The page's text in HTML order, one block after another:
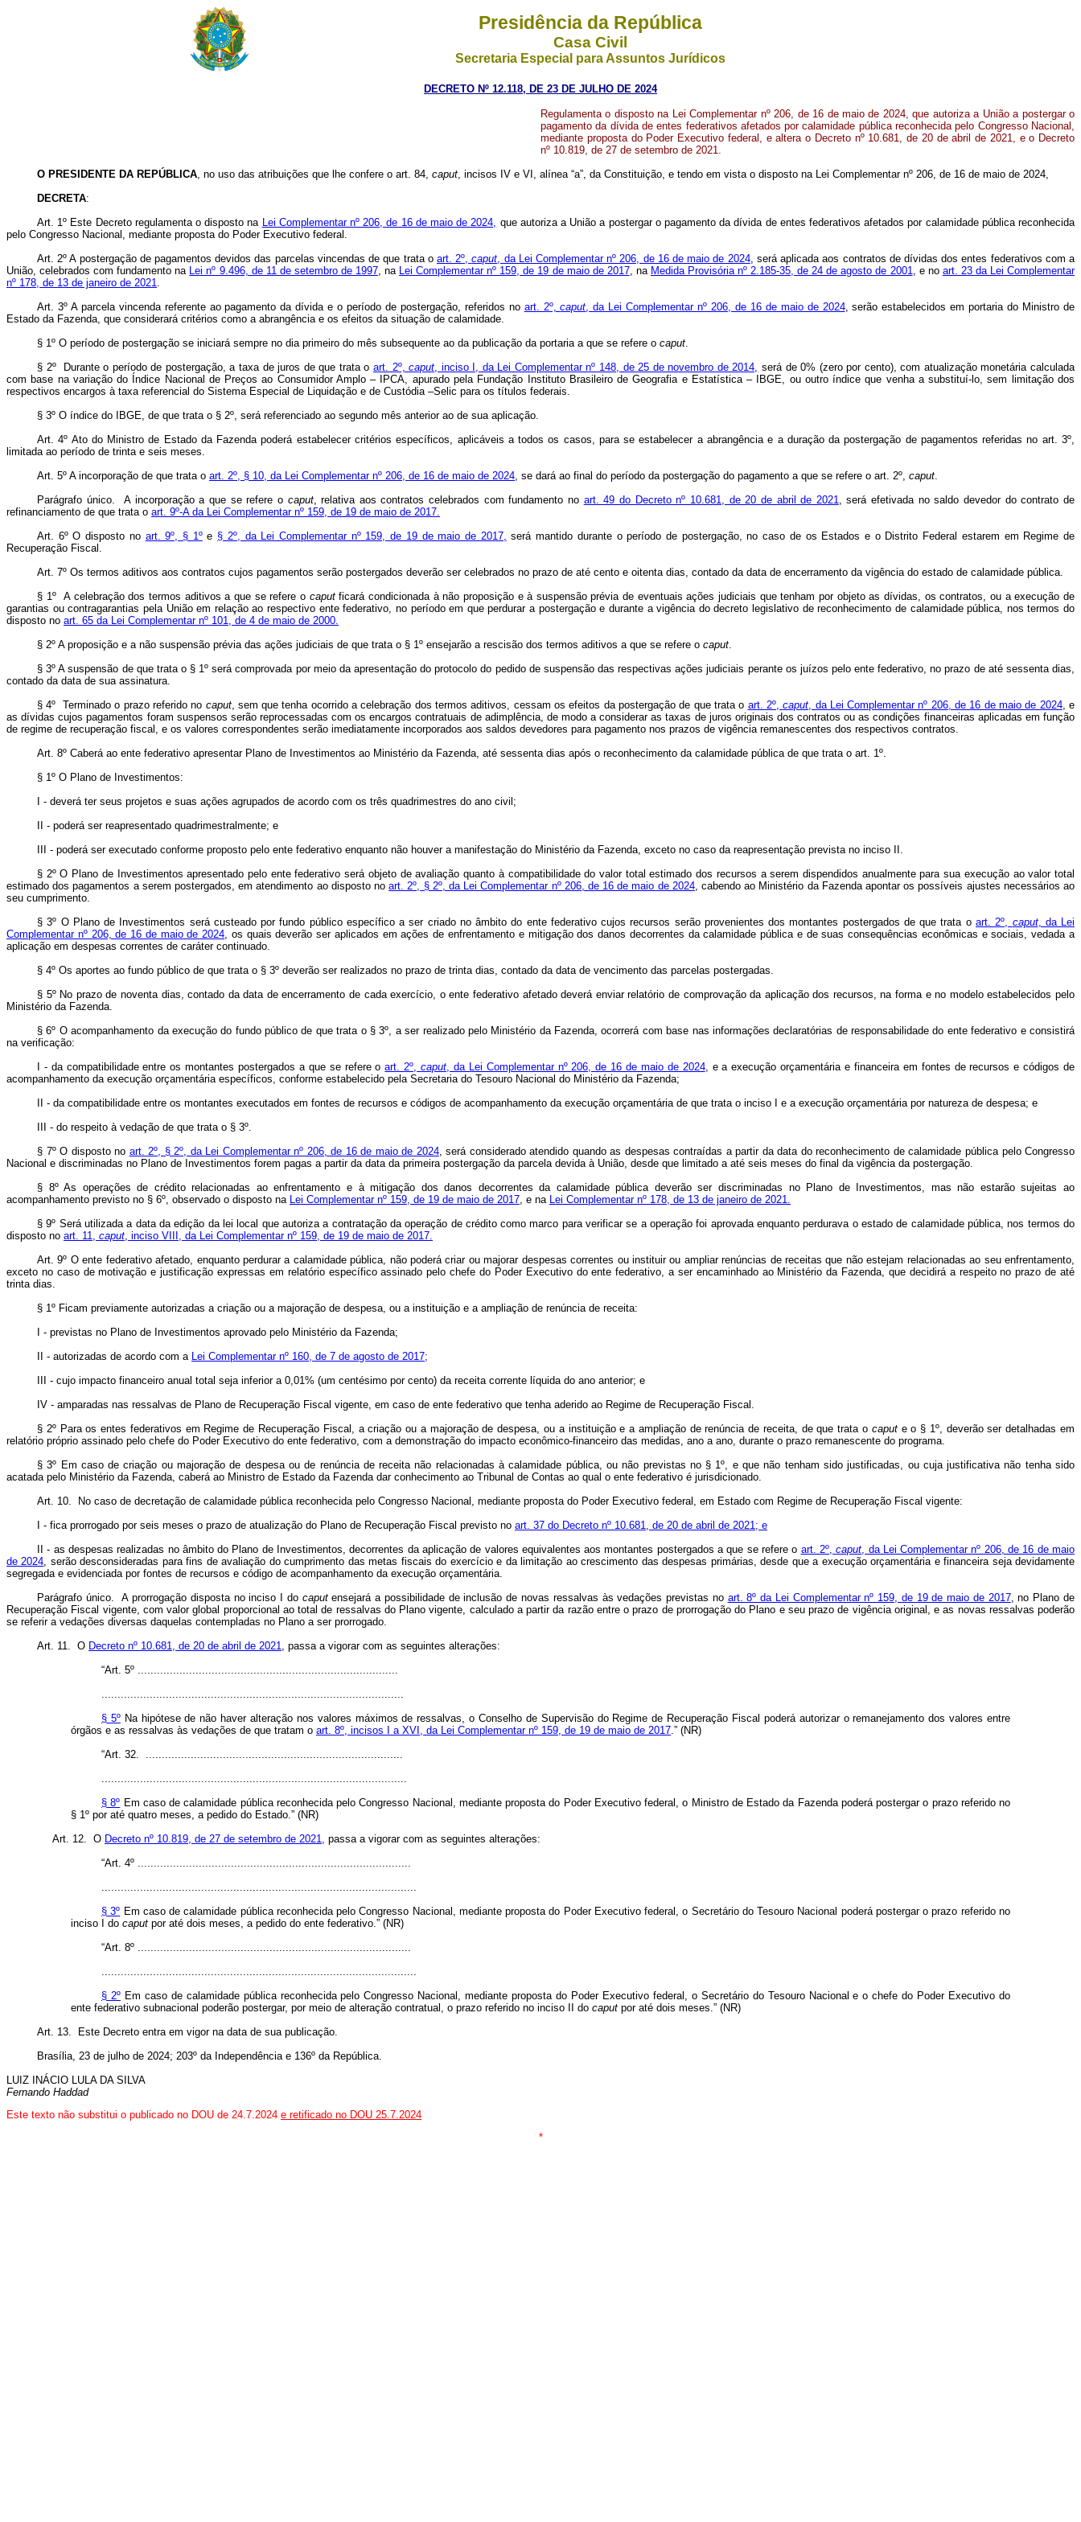
Presidência da República
Casa Civil
Secretaria Especial para Assuntos Jurídicos
DECRETO Nº 12.118, DE 23 DE JULHO DE 2024
Regulamenta o disposto na Lei Complementar nº 206, de 16 de maio de 2024, que autoriza a União a postergar o
pagamento da dívida de entes federativos afetados por calamidade pública reconhecida pelo Congresso Nacional,
mediante proposta do Poder Executivo federal, e altera o Decreto nº 10.681, de 20 de abril de 2021, e o Decreto
nº 10.819, de 27 de setembro de 2021.
O PRESIDENTE DA REPÚBLICA, no uso das atribuições que lhe confere o art. 84, caput, incisos IV e VI, alínea “a”, da Constituição, e tendo em vista o disposto na Lei Complementar nº 206, de 16 de maio de 2024,
DECRETA:
Art. 1º Este Decreto regulamenta o disposto na Lei Complementar nº 206, de 16 de maio de 2024, que autoriza a União a postergar o pagamento da dívida de entes federativos afetados por calamidade pública reconhecida
pelo Congresso Nacional, mediante proposta do Poder Executivo federal.
Art. 2º A postergação de pagamentos devidos das parcelas vincendas de que trata o art. 2º,caput, da Lei Complementar nº 206, de 16 de maio de 2024, será aplicada aos contratos de dívidas dos entes federativos com a
União, celebrados com fundamento na Lei nº 9.496, de 11 de setembro de 1997, na Lei Complementar nº 159, de 19 de maio de 2017, na Medida Provisória nº 2.185-35, de 24 de agosto de 2001, e no art. 23 da Lei Complementar
nº 178, de 13 de janeiro de 2021.
Art. 3º A parcela vincenda referente ao pagamento da dívida e o período de postergação, referidos no art. 2º,caput, da Lei Complementar nº 206, de 16 de maio de 2024, serão estabelecidos em portaria do Ministro de
Estado da Fazenda, que considerará critérios como a abrangência e os efeitos da situação de calamidade.
§ 1º O período de postergação se iniciará sempre no dia primeiro do mês subsequente ao da publicação da portaria a que se refere o caput.
§ 2º Durante o período de postergação, a taxa de juros de que trata o art. 2º,caput, inciso I, da Lei Complementar nº 148, de 25 de novembro de 2014, será de 0% (zero por cento), com atualização monetária calculada
com base na variação do Índice Nacional de Preços ao Consumidor Amplo – IPCA, apurado pela Fundação Instituto Brasileiro de Geografia e Estatística – IBGE, ou outro índice que venha a substituí-lo, sem limitação dos
respectivos encargos à taxa referencial do Sistema Especial de Liquidação e de Custódia –Selic para os títulos federais.
§ 3º O índice do IBGE, de que trata o § 2º, será referenciado ao segundo mês anterior ao de sua aplicação.
Art. 4º Ato do Ministro de Estado da Fazenda poderá estabelecer critérios específicos, aplicáveis a todos os casos, para se estabelecer a abrangência e a duração da postergação de pagamentos referidas no art. 3º,
limitada ao período de trinta e seis meses.
Art. 5º A incorporação de que trata o art. 2º, § 10, da Lei Complementar nº 206, de 16 de maio de 2024, se dará ao final do período da postergação do pagamento a que se refere o art. 2º, caput.
Parágrafo único. A incorporação a que se refere o caput, relativa aos contratos celebrados com fundamento no art. 49 do Decreto nº 10.681, de 20 de abril de 2021, será efetivada no saldo devedor do contrato de
refinanciamento de que trata o art. 9º-A da Lei Complementar nº 159, de 19 de maio de 2017.
Art. 6º O disposto no art. 9º, § 1ºe § 2º, da Lei Complementar nº 159, de 19 de maio de 2017, será mantido durante o período de postergação, no caso de os Estados e o Distrito Federal estarem em Regime de
Recuperação Fiscal.
Art. 7º Os termos aditivos aos contratos cujos pagamentos serão postergados deverão ser celebrados no prazo de até cento e oitenta dias, contado da data de encerramento da vigência do estado de calamidade pública.
§ 1º A celebração dos termos aditivos a que se refere o caputficará condicionada à não proposição e à suspensão prévia de eventuais ações judiciais que tenham por objeto as dívidas, os contratos, ou a execução de
garantias ou contragarantias pela União em relação ao respectivo ente federativo, no período em que perdurar a postergação e durante a vigência do decreto legislativo de reconhecimento de calamidade pública, nos termos do
disposto no art. 65 da Lei Complementar nº 101, de 4 de maio de 2000.
§ 2º A proposição e a não suspensão prévia das ações judiciais de que trata o § 1º ensejarão a rescisão dos termos aditivos a que se refere o caput.
§ 3º A suspensão de que trata o § 1º será comprovada por meio da apresentação do protocolo do pedido de suspensão das respectivas ações judiciais perante os juízos pelo ente federativo, no prazo de até sessenta dias,
contado da data de sua assinatura.
§ 4º Terminado o prazo referido no caput, sem que tenha ocorrido a celebração dos termos aditivos, cessam os efeitos da postergação de que trata o art. 2º,caput, da Lei Complementar nº 206, de 16 de maio de 2024, e
as dívidas cujos pagamentos foram suspensos serão reprocessadas com os encargos contratuais de adimplência, de modo a considerar as taxas de juros originais dos contratos ou as condições financeiras aplicadas em função
de regime de recuperação fiscal, e os valores correspondentes serão imediatamente incorporados aos saldos devedores para pagamento nos prazos de vigência remanescentes dos respectivos contratos.
Art. 8º Caberá ao ente federativo apresentar Plano de Investimentos ao Ministério da Fazenda, até sessenta dias após o reconhecimento da calamidade pública de que trata o art. 1º.
§ 1º O Plano de Investimentos:
I - deverá ter seus projetos e suas ações agrupados de acordo com os três quadrimestres do ano civil;
II - poderá ser reapresentado quadrimestralmente; e
III - poderá ser executado conforme proposto pelo ente federativo enquanto não houver a manifestação do Ministério da Fazenda, exceto no caso da reapresentação prevista no inciso II.
§ 2º O Plano de Investimentos apresentado pelo ente federativo será objeto de avaliação quanto à compatibilidade do valor total estimado dos recursos a serem dispendidos anualmente para sua execução ao valor total
estimado dos pagamentos a serem postergados, em atendimento ao disposto noart. 2º, § 2º, da Lei Complementar nº 206, de 16 de maio de 2024, cabendo ao Ministério da Fazenda apontar os possíveis ajustes necessários ao
seu cumprimento.
§ 3º O Plano de Investimentos será custeado por fundo público específico a ser criado no âmbito do ente federativo cujos recursos serão provenientes dos montantes postergados de que trata o art. 2º, caput, da Lei
Complementar nº 206, de 16 de maio de 2024, os quais deverão ser aplicados em ações de enfrentamento e mitigação dos danos decorrentes da calamidade pública e de suas consequências econômicas e sociais, vedada a
aplicação em despesas correntes de caráter continuado.
§ 4º Os aportes ao fundo público de que trata o § 3º deverão ser realizados no prazo de trinta dias, contado da data de vencimento das parcelas postergadas.
§ 5º No prazo de noventa dias, contado da data de encerramento de cada exercício, o ente federativo afetado deverá enviar relatório de comprovação da aplicação dos recursos, na forma e no modelo estabelecidos pelo
Ministério da Fazenda.
§ 6º O acompanhamento da execução do fundo público de que trata o § 3º, a ser realizado pelo Ministério da Fazenda, ocorrerá com base nas informações declaratórias de responsabilidade do ente federativo e consistirá
na verificação:
I - da compatibilidade entre os montantes postergados a que se refere oart. 2º,caput, da Lei Complementar nº 206, de 16 de maio de 2024, e a execução orçamentária e financeira em fontes de recursos e códigos de
acompanhamento da execução orçamentária específicos, conforme estabelecido pela Secretaria do Tesouro Nacional do Ministério da Fazenda;
II - da compatibilidade entre os montantes executados em fontes de recursos e códigos de acompanhamento da execução orçamentária de que trata o inciso I e a execução orçamentária por natureza de despesa; e
III - do respeito à vedação de que trata o § 3º.
§ 7º O disposto no art. 2º, § 2º, da Lei Complementar nº 206, de 16 de maio de 2024, será considerado atendido quando as despesas contraídas a partir da data do reconhecimento de calamidade pública pelo Congresso
Nacional e discriminadas no Plano de Investimentos forem pagas a partir da data da primeira postergação da parcela devida à União, desde que limitado a até seis meses do final da vigência da postergação.
§ 8º As operações de crédito relacionadas ao enfrentamento e à mitigação dos danos decorrentes da calamidade pública deverão ser discriminadas no Plano de Investimentos, mas não estarão sujeitas ao
acompanhamento previsto no § 6º, observado o disposto na Lei Complementar nº 159, de 19 de maio de 2017, e na Lei Complementar nº 178, de 13 de janeiro de 2021.
§ 9º Será utilizada a data da edição da lei local que autoriza a contratação da operação de crédito como marco para verificar se a operação foi aprovada enquanto perdurava o estado de calamidade pública, nos termos do
disposto no art. 11, caput, inciso VIII, da Lei Complementar nº 159, de 19 de maio de 2017.
Art. 9º O ente federativo afetado, enquanto perdurar a calamidade pública, não poderá criar ou majorar despesas correntes ou instituir ou ampliar renúncias de receitas que não estejam relacionadas ao seu enfrentamento,
exceto no caso de motivação e justificação expressas em relatório específico assinado pelo chefe do Poder Executivo do ente federativo, a ser encaminhado ao Ministério da Fazenda, que decidirá a respeito no prazo de até
trinta dias.
§ 1º Ficam previamente autorizadas a criação ou a majoração de despesa, ou a instituição e a ampliação de renúncia de receita:
I - previstas no Plano de Investimentos aprovado pelo Ministério da Fazenda;
II - autorizadas de acordo com a Lei Complementar nº 160, de 7 de agosto de 2017;
III - cujo impacto financeiro anual total seja inferior a 0,01% (um centésimo por cento) da receita corrente líquida do ano anterior; e
IV - amparadas nas ressalvas de Plano de Recuperação Fiscal vigente, em caso de ente federativo que tenha aderido ao Regime de Recuperação Fiscal.
§ 2º Para os entes federativos em Regime de Recuperação Fiscal, a criação ou a majoração de despesa, ou a instituição e a ampliação de renúncia de receita, de que trata o caput e o § 1º, deverão ser detalhadas em
relatório próprio assinado pelo chefe do Poder Executivo do ente federativo, com a demonstração do impacto econômico-financeiro das medidas, ano a ano, durante o prazo remanescente do programa.
§ 3º Em caso de criação ou majoração de despesa ou de renúncia de receita não relacionadas à calamidade pública, ou não previstas no § 1º, e que não tenham sido justificadas, ou cuja justificativa não tenha sido
acatada pelo Ministério da Fazenda, caberá ao Ministro de Estado da Fazenda dar conhecimento ao Tribunal de Contas ao qual o ente federativo é jurisdicionado.
Art. 10. No caso de decretação de calamidade pública reconhecida pelo Congresso Nacional, mediante proposta do Poder Executivo federal, em Estado com Regime de Recuperação Fiscal vigente:
I - fica prorrogado por seis meses o prazo de atualização do Plano de Recuperação Fiscal previsto no art. 37 do Decreto nº 10.681, de 20 de abril de 2021; e
II - as despesas realizadas no âmbito do Plano de Investimentos, decorrentes da aplicação de valores equivalentes aos montantes postergados a que se refere o art. 2º,caput, da Lei Complementar nº 206, de 16 de maio
de 2024, serão desconsideradas para fins de avaliação do cumprimento das metas fiscais do exercício e da limitação ao crescimento das despesas primárias, desde que a execução orçamentária e financeira seja devidamente
segregada e evidenciada por fontes de recursos e código de acompanhamento da execução orçamentária.
Parágrafo único. A prorrogação disposta no inciso I do caputensejará a possibilidade de inclusão de novas ressalvas às vedações previstas no art. 8º da Lei Complementar nº 159, de 19 de maio de 2017, no Plano de
Recuperação Fiscal vigente, com valor global proporcional ao total de ressalvas do Plano vigente, calculado a partir da razão entre o prazo de prorrogação do Plano e seu prazo de vigência original, e as novas ressalvas poderão
se referir a vedações diversas daquelas contempladas no Plano a ser prorrogado.
Art. 11. O Decreto nº 10.681, de 20 de abril de 2021, passa a vigorar com as seguintes alterações:
“Art. 5º .................................................................................
..............................................................................................
§ 5ºNa hipótese de não haver alteração nos valores máximos de ressalvas, o Conselho de Supervisão do Regime de Recuperação Fiscal poderá autorizar o remanejamento dos valores entre
órgãos e as ressalvas às vedações de que tratam o art. 8º, incisos I a XVI, da Lei Complementar nº 159, de 19 de maio de 2017.” (NR)
“Art. 32. ................................................................................
...............................................................................................
§ 8º Em caso de calamidade pública reconhecida pelo Congresso Nacional, mediante proposta do Poder Executivo federal, o Ministro de Estado da Fazenda poderá postergar o prazo referido no
§ 1º por até quatro meses, a pedido do Estado.” (NR)
Art. 12. O Decreto nº 10.819, de 27 de setembro de 2021, passa a vigorar com as seguintes alterações:
“Art. 4º .....................................................................................
..................................................................................................
§ 3º Em caso de calamidade pública reconhecida pelo Congresso Nacional, mediante proposta do Poder Executivo federal, o Secretário do Tesouro Nacional poderá postergar o prazo referido no
inciso I do caput por até dois meses, a pedido do ente federativo.” (NR)
“Art. 8º .....................................................................................
..................................................................................................
§ 2ºEm caso de calamidade pública reconhecida pelo Congresso Nacional, mediante proposta do Poder Executivo federal, o Secretário do Tesouro Nacional e o chefe do Poder Executivo do
ente federativo subnacional poderão postergar, por meio de alteração contratual, o prazo referido no inciso II do caput por até dois meses.” (NR)
Art. 13. Este Decreto entra em vigor na data de sua publicação.
Brasília, 23 de julho de 2024; 203º da Independência e 136º da República.
LUIZ INÁCIO LULA DA SILVA
Fernando Haddad
Este texto não substitui o publicado no DOU de 24.7.2024 e retificado no DOU 25.7.2024
*